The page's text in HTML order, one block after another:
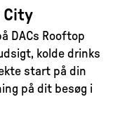
City
DACs Rooftop
kolde drinks
start på din
på dit besøg i